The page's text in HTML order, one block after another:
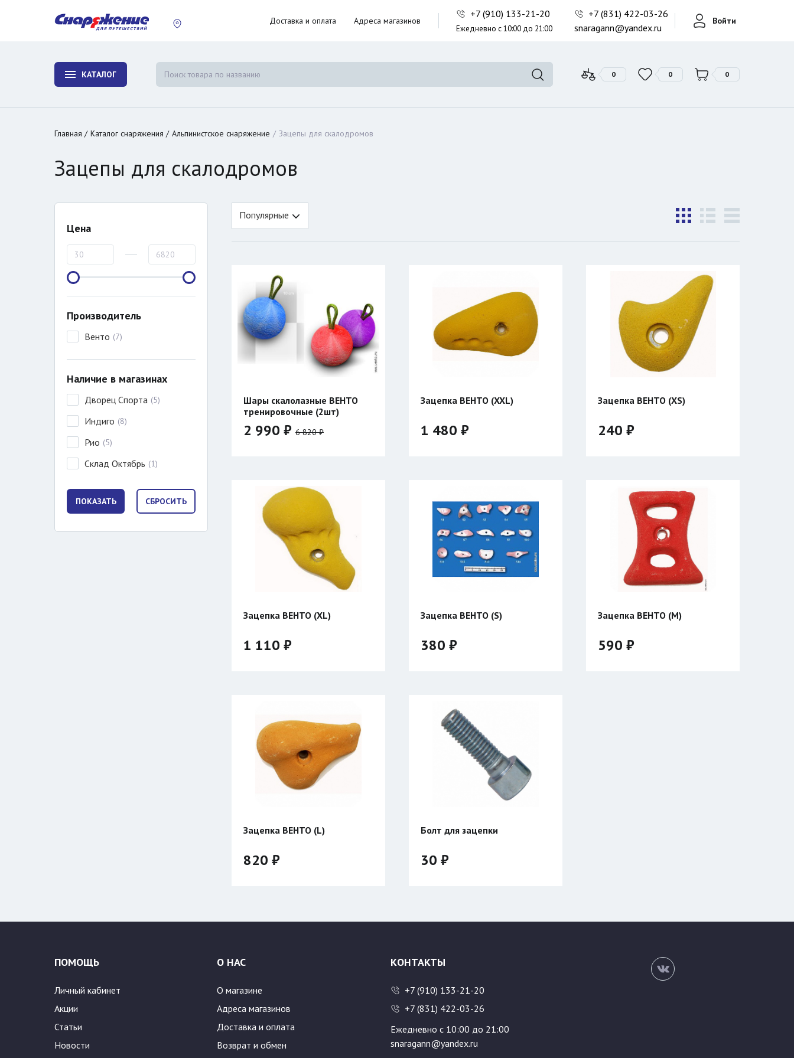
Доставка и оплата Адреса магазинов
+7 (910) 133-21-20
Ежедневно с 10:00 до 21:00
+7 (831) 422-03-26
snaragann@yandex.ru
Войти
КАТАЛОГ 0 0 0
Фонари поисковые
Фонари тактические
Главная Каталог снаряжения Альпинистское снаряжение Зацепы для скалодромов
Зацепы для скалодромов
Цена
Производитель
Венто (7)
Наличие в магазинах
Дворец Спорта (5)
Индиго (8)
Рио (5)
Склад Октябрь (1)
Популярные
Шары скалолазные ВЕНТО
тренировочные (2шт)
2 990 ₽ 6 820 ₽
Зацепка ВЕНТО (XXL)
1 480 ₽
Зацепка ВЕНТО (XS)
240 ₽
Зацепка ВЕНТО (XL)
1 110 ₽
Зацепка ВЕНТО (S)
380 ₽
Зацепка ВЕНТО (M)
590 ₽
Зацепка ВЕНТО (L)
820 ₽
Болт для зацепки
30 ₽
ПОМОЩЬ
Личный кабинет
Акции
Статьи
Новости
О НАС
О магазине
Адреса магазинов
Доставка и оплата
Возврат и обмен
КОНТАКТЫ
+7 (910) 133-21-20
+7 (831) 422-03-26
Ежедневно с 10:00 до 21:00
snaragann@yandex.ru